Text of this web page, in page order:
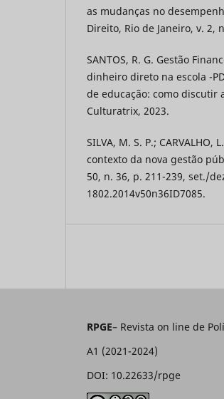
as mudanças no
Direito, Rio de Janeiro, v. 2,
SANTOS, R. G. Gestão
dinheiro direto na escola -
de educação: como discutir
Culturatrix, 2023.
SILVA, M. S. P.;
contexto da nova gestão
50, n. 36, p. 211-239, set./
1802.2014v50n36ID7085.
RPGE– Revista on line de
A1 (2021-2024)
DOI: 10.22633/rpge